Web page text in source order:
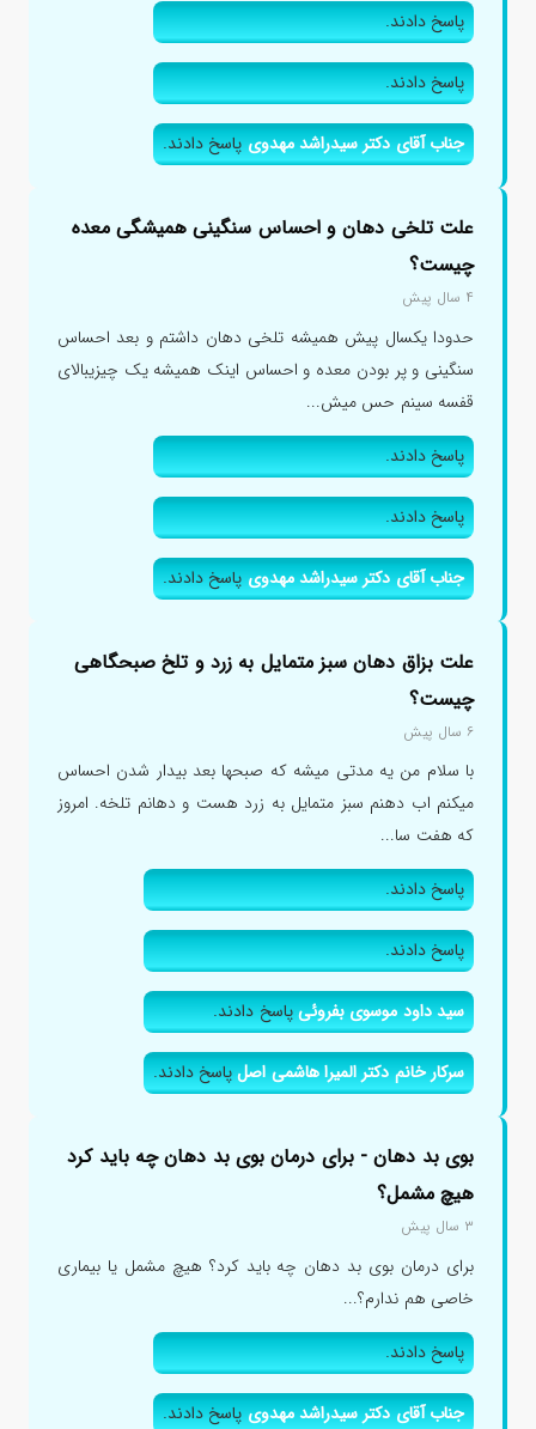
پاسخ دادند.
پاسخ دادند.
جناب آقای دکتر سیدراشد مهدویپاسخ دادند.
علت تلخی دهان و احساس سنگینی همیشگی معده
چیست؟
۴ سال پیش
حدودا یکسال پیش همیشه تلخی دهان داشتم و بعد احساس
سنگینی و پر بودن معده و احساس اینک همیشه یک چیزیبالای
قفسه سینم حس میش...
پاسخ دادند.
پاسخ دادند.
جناب آقای دکتر سیدراشد مهدویپاسخ دادند.
علت بزاق دهان سبز متمایل به زرد و تلخ صبحگاهی
چیست؟
۶ سال پیش
با سلام من یه مدتی میشه که صبحها بعد بیدار شدن احساس
میکنم اب دهنم سبز متمایل به زرد هست و دهانم تلخه. امروز
که هفت سا...
پاسخ دادند.
پاسخ دادند.
سید داود موسوی بفروئیپاسخ دادند.
سرکار خانم دکتر المیرا هاشمی اصلپاسخ دادند.
بوی بد دهان - برای درمان بوی بد دهان چه باید کرد
هیچ مشمل؟
۳ سال پیش
برای درمان بوی بد دهان چه باید کرد؟ هیچ مشمل یا بیماری
خاصی هم ندارم؟...
پاسخ دادند.
جناب آقای دکتر سیدراشد مهدویپاسخ دادند.